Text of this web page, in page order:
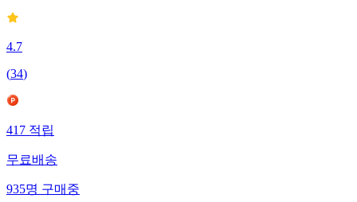
4.7
(34)
417적립
무료배송
935명구매중